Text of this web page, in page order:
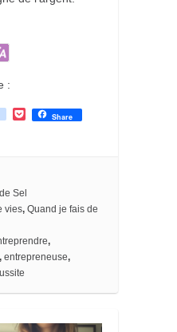
:
_
b
o
k
m
r
k
P
Share
Sel
vies, Quand je fais de
,
, entrepreneuse,